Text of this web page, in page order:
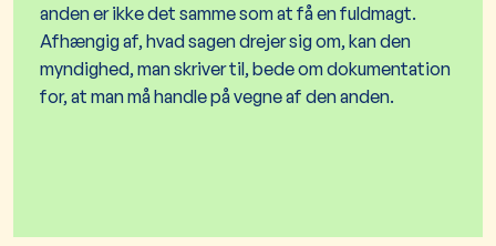
anden er ikke det samme som at få en fuldmagt.
Afhængig af, hvad sagen drejer sig om, kan den
myndighed, man skriver til, bede om dokumentation
for, at man må handle på vegne af den anden.